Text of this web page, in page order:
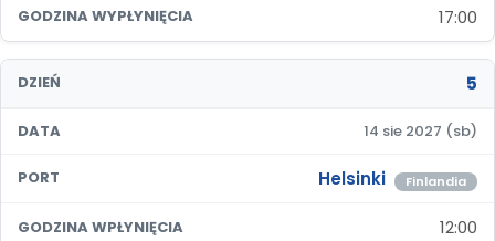
GODZINA WYPŁYNIĘCIA 17:00
DZIEŃ 5
DATA 14 sie 2027 (sb)
PORT Helsinki Finlandia
GODZINA WPŁYNIĘCIA 12:00